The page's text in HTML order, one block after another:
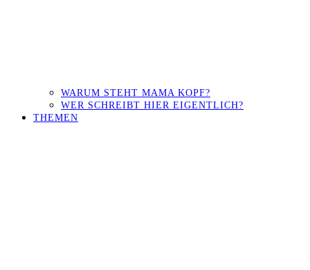
WARUM STEHT MAMA KOPF?
WER SCHREIBT HIER EIGENTLICH?
THEMEN